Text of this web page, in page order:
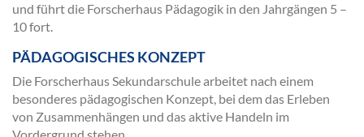
und führt die Forscherhaus Pädagogik in den Jahrgängen 5 –
10 fort.
PÄDAGOGISCHES KONZEPT
Die Forscherhaus Sekundarschule arbeitet nach einem
besonderes pädagogischen Konzept, bei dem das Erleben
von Zusammenhängen und das aktive Handeln im